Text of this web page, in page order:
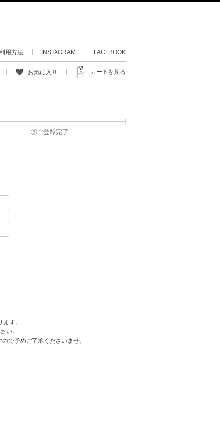
用方法 INSTAGRAM FACEBOOK
お気に入り カートを見る
す。
い。
で予めご了承くださいませ。